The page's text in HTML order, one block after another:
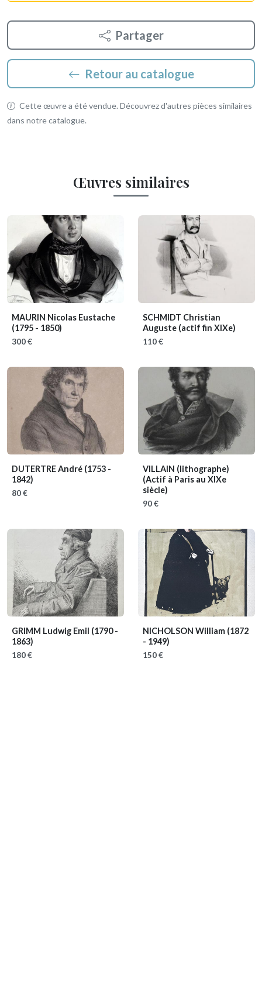
Partager
Retour au catalogue
Cette œuvre a été vendue. Découvrez d'autres pièces similaires
dans notre catalogue.
Œuvres similaires
MAURIN Nicolas Eustache
(1795 - 1850)
300 €
SCHMIDT Christian
Auguste (actif fin XIXe)
110 €
DUTERTRE André (1753 -
1842)
80 €
VILLAIN (lithographe)
(Actif à Paris au XIXe
siècle)
90 €
GRIMM Ludwig Emil (1790 -
1863)
180 €
NICHOLSON William (1872
- 1949)
150 €